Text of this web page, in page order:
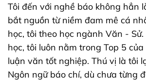
Tôi đến với nghề báo không hẳn
bắt nguồn từ niềm đam mê cá
học, tôi theo học ngành Văn -
học, tôi luôn nằm trong Top 5 của
luận văn tốt nghiệp. Thú vị là tôi
Ngôn ngữ báo chí, dù chưa từng